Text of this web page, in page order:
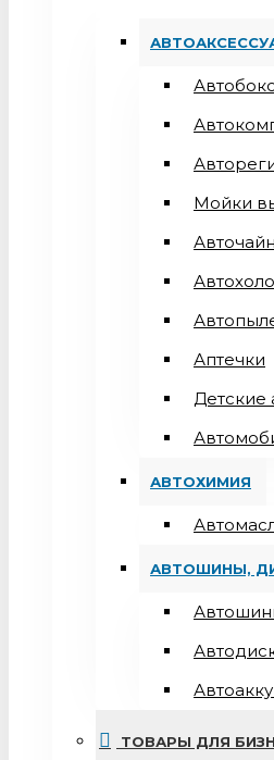
Мойки
Аптечки
Детские
АВТОХИМИЯ
АВТОШИНЫ,
ТОВАРЫ ДЛЯ